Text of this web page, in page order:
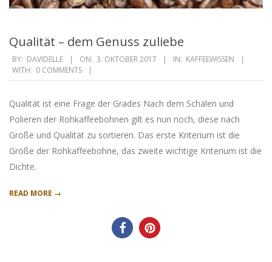
Qualität – dem Genuss zuliebe
2017-
10-
BY: DAVIDELLE ON: 3. OKTOBER 2017 IN: KAFFEEWISSEN
WITH: 0 COMMENTS
Qualität ist eine Frage der Grades Nach dem Schälen und
Polieren der Rohkaffeebohnen gilt es nun noch, diese nach
Größe und Qualität zu sortieren. Das erste Kriterium ist die
Größe der Rohkaffeebohne, das zweite wichtige Kriterium ist die
Dichte.
READ MORE →